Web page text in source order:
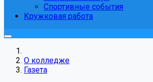
Спортивные события
Кружковая работа
О колледже
Газета